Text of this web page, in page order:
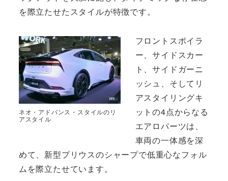
を際立たせたスタイルが特徴です。
ネオ・アドバンス・スタイルのリ
アスタイル
フロントスポイラ
ー、サイドスカー
ト、サイドガーニ
ッシュ、そしてリ
アスタイリングキ
ットの4点からなる
エアロパーツは、
車両の一体感を深
めて、新型プリウスのシャープで低重心なフォル
ムを際立たせています。